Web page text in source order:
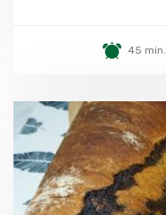
45 min.